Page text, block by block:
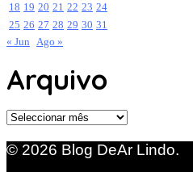
18 19 20 21 22 23 24
25 26 27 28 29 30 31
« Jun Ago »
Arquivo
Arquivo
© 2026 Blog DeAr Lindo.